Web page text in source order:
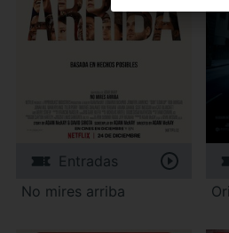
Entradas
No mires arriba